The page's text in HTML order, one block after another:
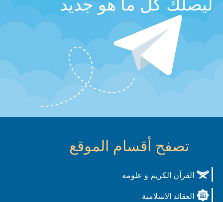
ليصلك كل ما هو جديد
تصفح أقسام الموقع
القرآن الكريم و علومه
العقائد الاسلامية